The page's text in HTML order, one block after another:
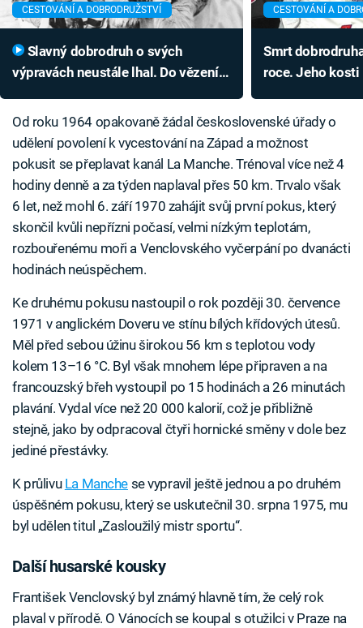
CESTOVÁNÍ A DOBRODRUŽSTVÍ
výpravách neustále lhal. Do vězení
CESTOVÁNÍ A
Smrt
roce. Jeho
Od roku 1964 opakovaně žádal československé úřady o
udělení povolení k vycestování na Západ a možnost
pokusit se přeplavat kanál La Manche. Trénoval více než 4
hodiny denně a za týden naplaval přes 50 km. Trvalo však
6 let, než mohl 6. září 1970 zahájit svůj první pokus, který
skončil kvůli nepřízni počasí, velmi nízkým teplotám,
rozbouřenému moři a Venclovského vyčerpání po dvanácti
hodinách neúspěchem.
Ke druhému pokusu nastoupil o rok později 30. července
1971 v anglickém Doveru ve stínu bílých křídových útesů.
Měl před sebou úžinu širokou 56 km s teplotou vody
kolem 13–16 °C. Byl však mnohem lépe připraven a na
francouzský břeh vystoupil po 15 hodinách a 26 minutách
plavání. Vydal více než 20 000 kalorií, což je přibližně
stejně, jako by odpracoval čtyři hornické směny v dole bez
jediné přestávky.
K průlivu La Manchese vypravil ještě jednou a po druhém
úspěšném pokusu, který se uskutečnil 30. srpna 1975, mu
byl udělen titul „Zasloužilý mistr sportu“.
Další husarské kousky
František Venclovský byl známý hlavně tím, že celý rok
plaval v přírodě. O Vánocích se koupal s otužilci v Praze na